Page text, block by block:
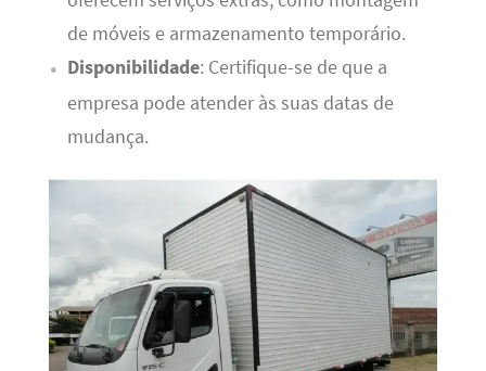
de móveis e armazenamento temporário.
Disponibilidade: Certifique-se de que a
empresa pode atender às suas datas de
mudança.